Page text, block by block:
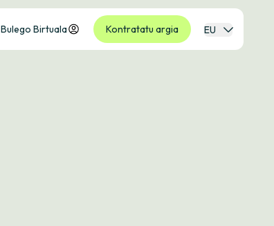
Bulego Birtuala Kontratatu argia EU